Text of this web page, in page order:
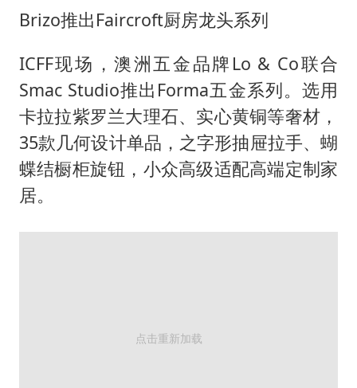
Brizo推出Faircroft厨房龙头系列
ICFF现场，澳洲五金品牌Lo & Co联合
Smac Studio推出Forma五金系列。选用
卡拉拉紫罗兰大理石、实心黄铜等奢材，
35款几何设计单品，之字形抽屉拉手、蝴
蝶结橱柜旋钮，小众高级适配高端定制家
居。